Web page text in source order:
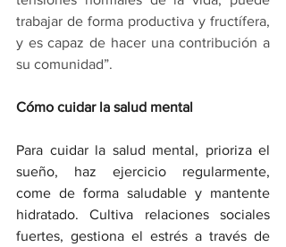
trabajar de forma productiva y fructífera,
y es capaz de hacer una contribución a
su comunidad”.
Cómo cuidar la salud mental
Para cuidar la salud mental, prioriza el
sueño, haz ejercicio regularmente,
come de forma saludable y mantente
hidratado. Cultiva relaciones sociales
fuertes, gestiona el estrés a través de